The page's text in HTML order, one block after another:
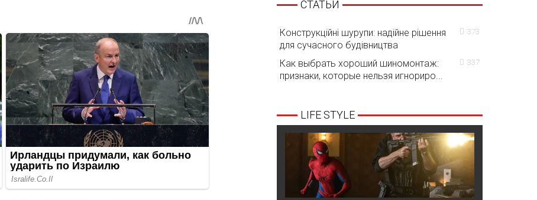
СТАТЬИ
Конструкційні шурупи: надійне рішення
для сучасного будівництва
373
Как выбрать хороший шиномонтаж:
признаки, которые нельзя игнориро...
337
LIFE STYLE